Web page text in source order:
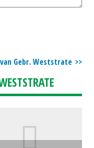
Gebr. Weststrate